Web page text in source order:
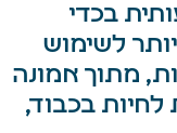
בכדי
לשימוש
מתוך אמונה
בכבוד,